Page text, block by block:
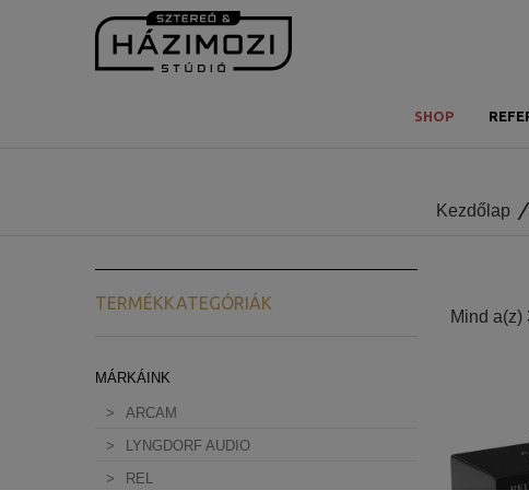
SHOP
Kezdőlap
Mind a(z)
TERMÉKKATEGÓRIÁK
MÁRKÁINK
ARCAM
LYNGDORF AUDIO
REL